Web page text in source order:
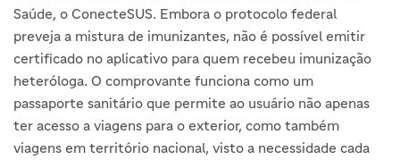
Saúde, o ConecteSUS. Embora o protocolo federal
preveja a mistura de imunizantes, não é possível emitir
certificado no aplicativo para quem recebeu imunização
heteróloga. O comprovante funciona como um
passaporte sanitário que permite ao usuário não apenas
ter acesso a viagens para o exterior, como também
viagens em território nacional, visto a necessidade cada